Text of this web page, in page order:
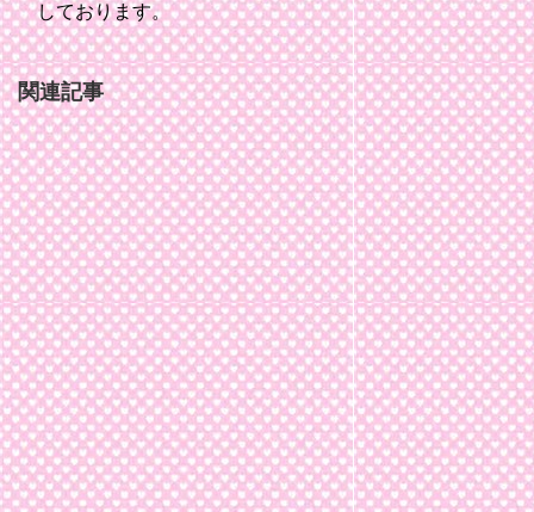
しております。
関連記事